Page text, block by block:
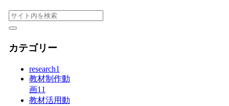
カテゴリー
research1
教材制作動
画11
教材活用動